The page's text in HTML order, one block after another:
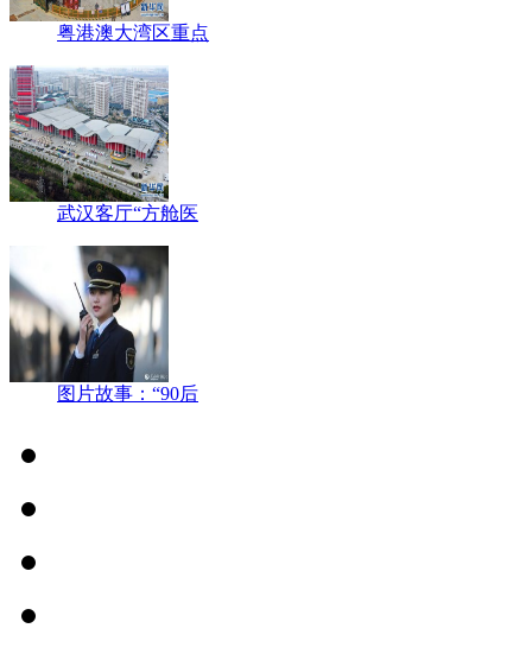
粤港澳大湾区重点
武汉客厅“方舱医
图片故事：“90后